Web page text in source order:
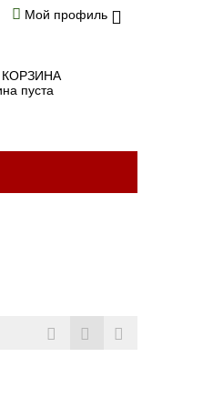
Мой профиль
пуста